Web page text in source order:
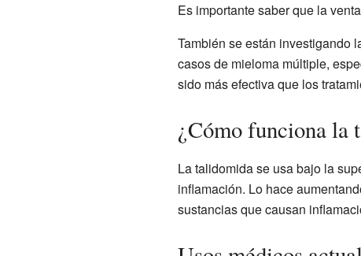
Es importante saber que la
También se están investigando
casos de mieloma múltiple,
sido más efectiva que los
¿Cómo funciona la
La talidomida se usa bajo la
inflamación. Lo hace
sustancias que causan